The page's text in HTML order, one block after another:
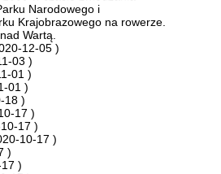
Narodowego i
Krajobrazowego na rowerze.
Wartą.
12-05 )
03 )
01 )
01 )
18 )
17 )
17 )
10-17 )
)
)